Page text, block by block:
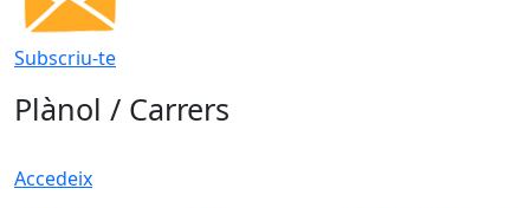
Subscriu-te
Plànol / Carrers
Accedeix